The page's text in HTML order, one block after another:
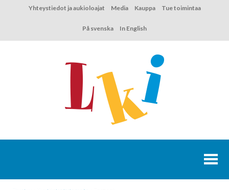
Yhteystiedot ja aukioloajat Media Kauppa Tue toimintaa
På svenska In English